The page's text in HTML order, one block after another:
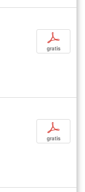
p
gratis
p
gratis